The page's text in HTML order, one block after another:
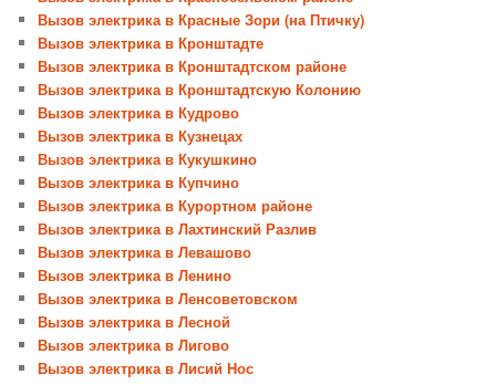
Вызов электрика в Красные Зори (на Птичку)
Вызов электрика в Кронштадте
Вызов электрика в Кронштадтском районе
Вызов электрика в Кронштадтскую Колонию
Вызов электрика в Кудрово
Вызов электрика в Кузнецах
Вызов электрика в Кукушкино
Вызов электрика в Купчино
Вызов электрика в Курортном районе
Вызов электрика в Лахтинский Разлив
Вызов электрика в Левашово
Вызов электрика в Ленино
Вызов электрика в Ленсоветовском
Вызов электрика в Лесной
Вызов электрика в Лигово
Вызов электрика в Лисий Нос